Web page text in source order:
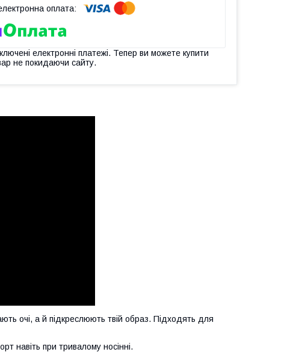
електронні платежі. Тепер ви можете купити
не покидаючи сайту.
очі, а й підкреслюють твій образ. Підходять для
навіть при тривалому носінні.